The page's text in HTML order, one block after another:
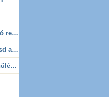
Diétás vacsora ötletek: 30 könnyű, de laktató recept a fogyáshoz
Nem kell milliárdosnak lenned, hogy lassítsd az öregedést – Amerikában élő biológus árulta el a hosszú élet titkát
Tényleg visszatér a forróság a hétvégi enyhülés után? Így vélekednek most az időjósok